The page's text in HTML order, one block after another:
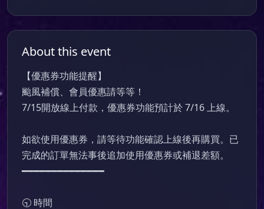
About this event
【優惠券功能提醒】
颱風補償、會員優惠請等等！
7/15開放線上付款，優惠券功能預計於 7/16 上線。
如欲使用優惠券，請等待功能確認上線後再購買。已
完成的訂單無法事後追加使用優惠券或補退差額。
━━━━━━━━━━━━━━
🕤 時間